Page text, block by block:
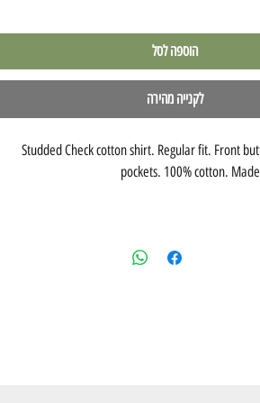
הוספה לסל
לקנייה מהירה
Studded Check cotton shirt. Regular fit. Front
pockets. 100% cotton.